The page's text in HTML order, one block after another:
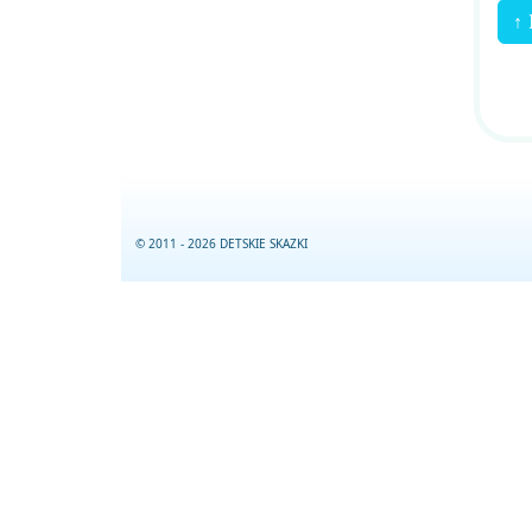
↑
© 2011 - 2026 DETSKIE SKAZKI